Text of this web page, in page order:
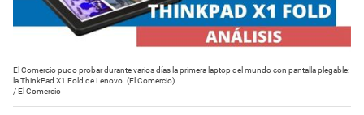
El Comercio pudo probar durante varios días la primera laptop del mundo con pantalla plegable:
la ThinkPad X1 Fold de Lenovo. (El Comercio)
/ El Comercio